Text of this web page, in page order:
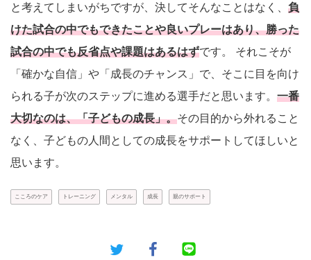
と考えてしまいがちですが、決してそんなことはなく、 負
けた試合の中でもできたことや良いプレーはあり、勝った
試合の中でも反省点や課題はあるはずです。 それこそが
「確かな自信」や「成長のチャンス」で、そこに目を向け
られる子が次のステップに進める選手だと思います。 一番
大切なのは、「子どもの成長」。その目的から外れること
なく、子どもの人間としての成長をサポートしてほしいと
思います。
こころのケア トレーニング メンタル 成長 親のサポート